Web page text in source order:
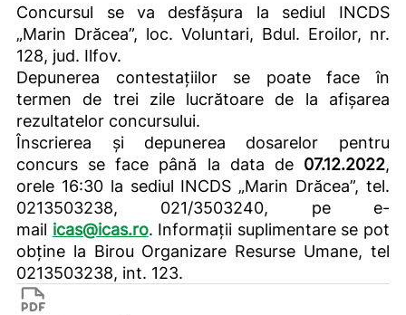
Concursul se va desfăşura la sediul INCDS
„Marin Drăcea”, loc. Voluntari, Bdul. Eroilor, nr.
128, jud. Ilfov.
Depunerea contestațiilor se poate face în
termen de trei zile lucrătoare de la afișarea
rezultatelor concursului.
Înscrierea şi depunerea dosarelor pentru
concurs se face până la data de 07.12.2022,
orele 16:30 la sediul INCDS „Marin Drăcea”, tel.
0213503238, 021/3503240, pe e-
mail icas@icas.ro. Informații suplimentare se pot
obține la Birou Organizare Resurse Umane, tel
0213503238, int. 123.